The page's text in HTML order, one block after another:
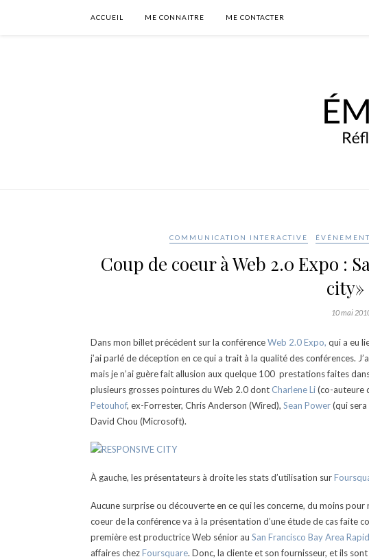
ACCUEIL ME CONNAITRE ME CONTACTER
COMMUNICATION INTERACTIVE
Coup de coeur à Web 2.0 Expo :
city»
10 mai
Dans mon billet précédent sur la conférenceWeb 2.0 Expo, qui a eu
j’ai parlé de déception en ce qui a trait à la qualité des conférences.
mais je n’ai guère fait allusion aux quelque 100 prestations faites
plusieurs grosses pointures du Web 2.0 dont Charlene Li(co-auteure
Petouhof, ex-Forrester, Chris Anderson (Wired), Sean Power(qui
David Chou (Microsoft).
À gauche, les présentateurs à droite les stats d’utilisation sur
Aucune surprise ou découverte en ce qui les concerne, du moins
coeur de la conférence va à la présentation d’une étude de cas faite
première est productrice Web sénior au San Francisco Bay Area
affaires chezFoursquare. Donc, la cliente et son fournisseur, et ils